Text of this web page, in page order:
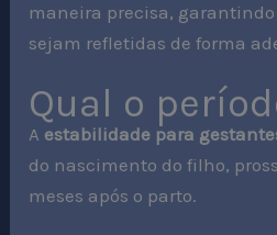
maneira precisa,
sejam refletidas de forma
Qual o
A estabilidade para
do nascimento do filho,
meses após o parto.